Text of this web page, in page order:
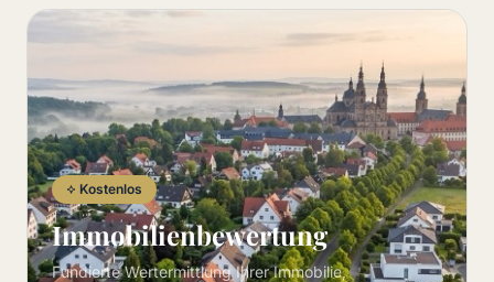
Kostenlos
Immobilienbewertung
Fundierte Wertermittlung Ihrer Immobilie,